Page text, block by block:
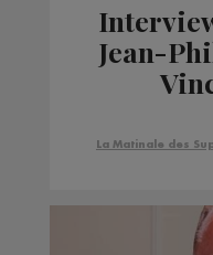
Jean-
La Matinale des